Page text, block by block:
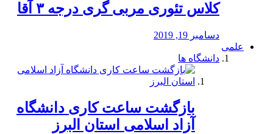
کلاس تئوری مربی گری درجه ۳ آقا
دسامبر 19, 2019
علمی
دانشگاه ها
بازگشت ساعت کاری دانشگاه
آزاد اسلامی استان البرز